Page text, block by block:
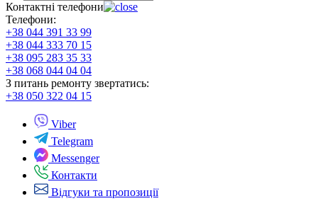
Контактні телефони
Телефони:
+38 044 391 33 99
+38 044 333 70 15
+38 095 283 35 33
+38 068 044 04 04
З питань ремонту звертатись:
+38 050 322 04 15
Viber
Telegram
Messenger
Контакти
Відгуки та пропозиції